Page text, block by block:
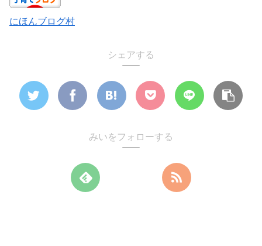
にほんブログ村
シェアする
みいをフォローする